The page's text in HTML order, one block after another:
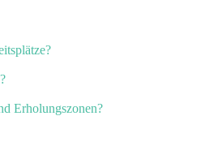
Erholungszonen?